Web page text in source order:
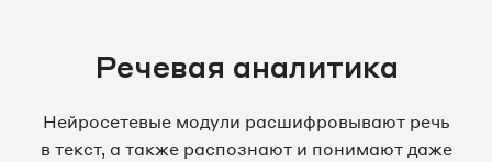
Речевая аналитика
Нейросетевые модули расшифровывают речь
в текст, а также распознают и понимают даже